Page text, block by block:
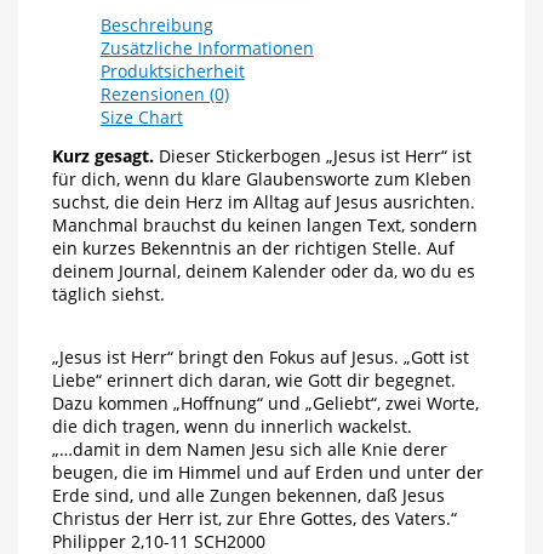
Beschreibung
Zusätzliche Informationen
Produktsicherheit
Rezensionen (0)
Size Chart
Kurz gesagt.Dieser Stickerbogen „Jesus ist Herr“ ist
für dich, wenn du klare Glaubensworte zum Kleben
suchst, die dein Herz im Alltag auf Jesus ausrichten.
Manchmal brauchst du keinen langen Text, sondern
ein kurzes Bekenntnis an der richtigen Stelle. Auf
deinem Journal, deinem Kalender oder da, wo du es
täglich siehst.
„Jesus ist Herr“ bringt den Fokus auf Jesus. „Gott ist
Liebe“ erinnert dich daran, wie Gott dir begegnet.
Dazu kommen „Hoffnung“ und „Geliebt“, zwei Worte,
die dich tragen, wenn du innerlich wackelst.
„…damit in dem Namen Jesu sich alle Knie derer
beugen, die im Himmel und auf Erden und unter der
Erde sind, und alle Zungen bekennen, daß Jesus
Christus der Herr ist, zur Ehre Gottes, des Vaters.“
Philipper 2,10-11 SCH2000